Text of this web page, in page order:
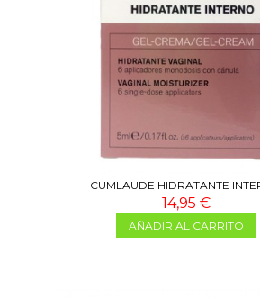
CUMLAUDE HIDRATANTE
MONODOSIS 6U
14,95 €
AÑADIR AL CARRITO